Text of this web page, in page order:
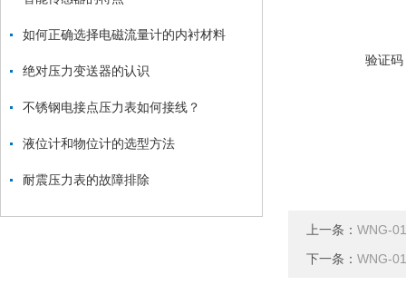
如何正确选择电磁流量计的内衬材料
绝对压力变送器的认识
不锈钢电接点压力表如何接线？
液位计和物位计的选型方法
耐震压力表的故障排除
验证码
上一条： WNG-
下一条： WNG-